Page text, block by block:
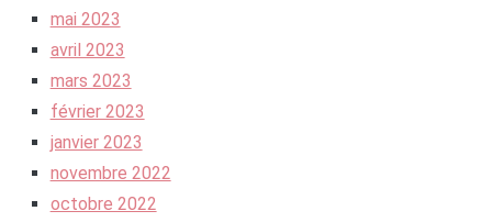
mai 2023
avril 2023
mars 2023
février 2023
janvier 2023
novembre 2022
octobre 2022